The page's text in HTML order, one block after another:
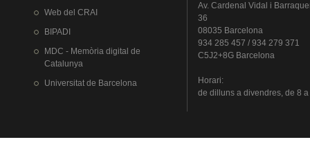
Web del CRAI
BIPADI
MDC - Memòria digital de
Catalunya
Universitat de Barcelona
Av. Cardenal Vidal i
36
08035 Barcelona
934 285 457 / 934 279 371
C5J2+8G Barcelona
Horari:
de dillunsa divendres, de 8